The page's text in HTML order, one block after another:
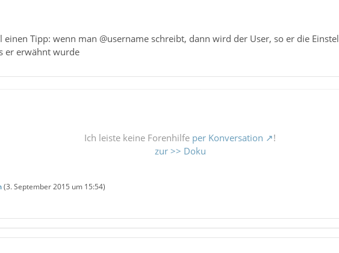
einen Tipp: wenn man @username schreibt, dann wird der User, so er die
er erwähnt wurde
Ich leiste keine Forenhilfe per Konversation
!
zur >> Doku
(3. September 2015 um 15:54)